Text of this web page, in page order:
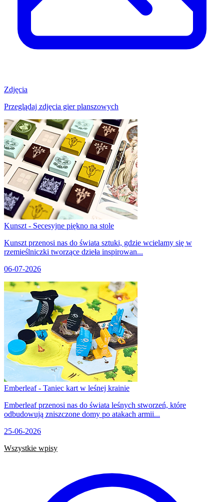
Zdjęcia
Przeglądaj zdjęcia gier planszowych
Kunszt - Secesyjne piękno na stole
Kunszt przenosi nas do świata sztuki, gdzie wcielamy się w
rzemieślniczki tworzące dzieła inspirowan...
06-07-2026
Emberleaf - Taniec kart w leśnej krainie
Emberleaf przenosi nas do świata leśnych stworzeń, które
odbudowują zniszczone domy po atakach armii...
25-06-2026
Wszystkie wpisy